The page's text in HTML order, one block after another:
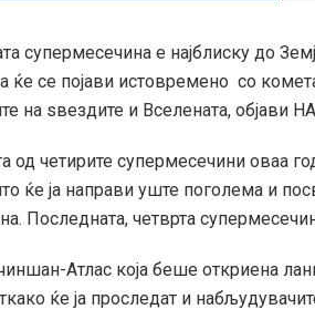
супермесечина е најблиску до
ќе се појави истовремено со
на ѕвездите и Вселената, објави
од четирите супермесечини оваа
ќе ја направи уште поголема и
Последната, четврта
Атлас која беше откриена
ќе ја проследат и